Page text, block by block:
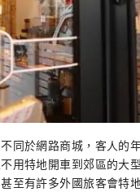
同於網路商城，客人的
用特地開車到郊區的大
至有許多外國旅客會特